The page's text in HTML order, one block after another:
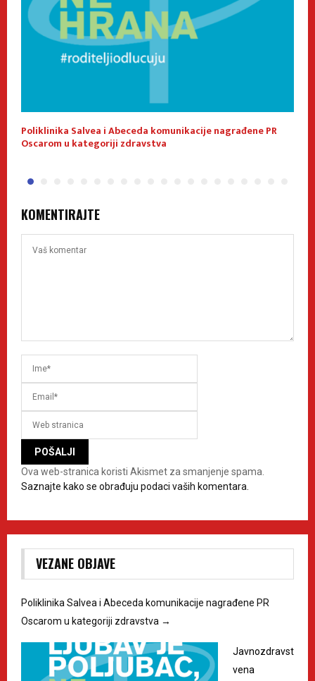
Poliklinika Salvea i Abeceda komunikacije nagrađene PR
Oscarom u kategoriji zdravstva
KOMENTIRAJTE
Ova web-stranica koristi Akismet za smanjenje spama.
Saznajte kako se obrađuju podaci vaših komentara.
VEZANE OBJAVE
Poliklinika Salvea i Abeceda komunikacije nagrađene PR
Oscarom u kategoriji zdravstva →
Javnozdravst
vena